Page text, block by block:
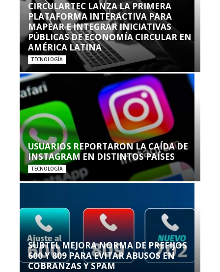
CIRCULARTEC LANZA LA PRIMERA
PLATAFORMA INTERACTIVA PARA
MAPEAR E INTEGRAR INICIATIVAS
PÚBLICAS DE ECONOMÍA CIRCULAR EN
AMÉRICA LATINA
TECNOLOGÍA
USUARIOS REPORTARON LA CAÍDA DE
INSTAGRAM EN DISTINTOS PAÍSES
TECNOLOGÍA
SUBTEL MEJORA NORMA DE PREFIJOS
600 Y 809 PARA EVITAR ABUSOS EN
COBRANZAS Y SPAM